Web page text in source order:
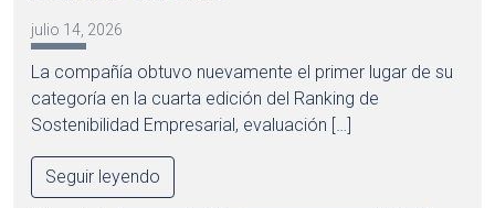
julio 14, 2026
La compañía obtuvo nuevamente el primer lugar de su
categoría en la cuarta edición del Ranking de
Sostenibilidad Empresarial, evaluación […]
Seguir leyendo